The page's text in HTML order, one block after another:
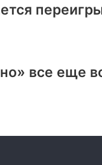
все еще